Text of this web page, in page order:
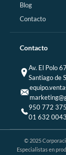
Blog
Contacto
Contacto
Av. El Polo
Santiago de
950 772 375
01 632 0043
© 2025
Especialistas en